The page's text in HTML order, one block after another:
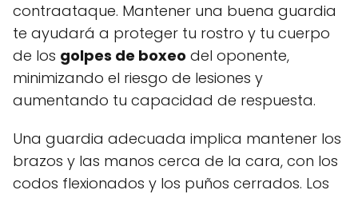
contraataque. Mantener una buena guardia
te ayudará a proteger tu rostro y tu cuerpo
de los golpes de boxeo del oponente,
minimizando el riesgo de lesiones y
aumentando tu capacidad de respuesta.
Una guardia adecuada implica mantener los
brazos y las manos cerca de la cara, con los
codos flexionados y los puños cerrados. Los